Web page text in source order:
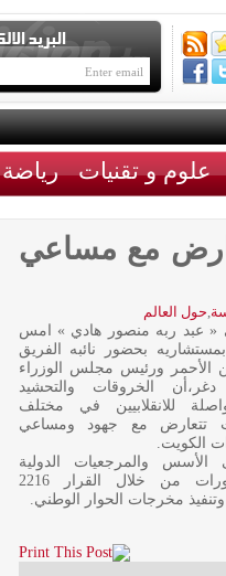
علوم و تقنيات رياضة
مع مساعي
,حول العالم
« عبد ربه منصور هادي » امس
بحضور نائبه الفريق
الأحمر ورئيس مجلس الوزراء
الخروقات والتحشيد
للانقلابيين في مختلف
تتعارض مع جهود ومساعي
الكويت.
والمرجعيات الدولية
والإقليمية للمشاورات من خلال القرار 2216
وتنفيذ مخرجات الحوار الوطني.